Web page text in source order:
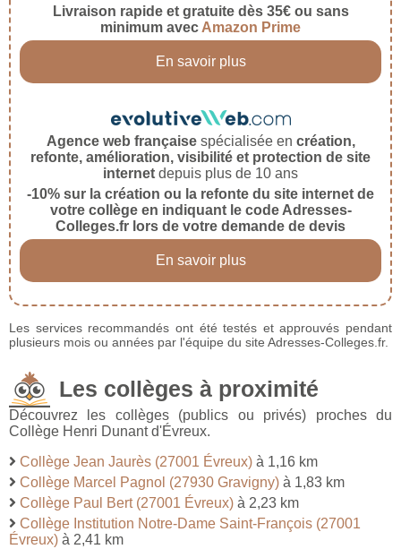
Livraison rapide et gratuite dès 35€ ou sans
minimum avec Amazon Prime
En savoir plus
Agence web françaisespécialisée en création,
refonte, amélioration, visibilité et protection de site
internet depuis plus de 10 ans
-10% sur la création ou la refonte du site internet de
votre collège en indiquant le code Adresses-
Colleges.fr lors de votre demande de devis
En savoir plus
Les services recommandés ont été testés et approuvés pendant
plusieurs mois ou années par l'équipe du site Adresses-Colleges.fr.
Les collèges à proximité
Découvrez les collèges (publics ou privés) proches du
Collège Henri Dunant d'Évreux.
Collège Jean Jaurès (27001 Évreux) à 1,16 km
Collège Marcel Pagnol (27930 Gravigny) à 1,83 km
Collège Paul Bert (27001 Évreux) à 2,23 km
Collège Institution Notre-Dame Saint-François (27001
Évreux) à 2,41 km